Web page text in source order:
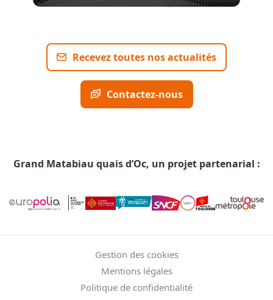
Recevez toutes nos actualités
Contactez-nous
Grand Matabiau quais d’Oc, un projet partenarial :
Gestion des cookies
Mentions légales
Politique de confidentialité